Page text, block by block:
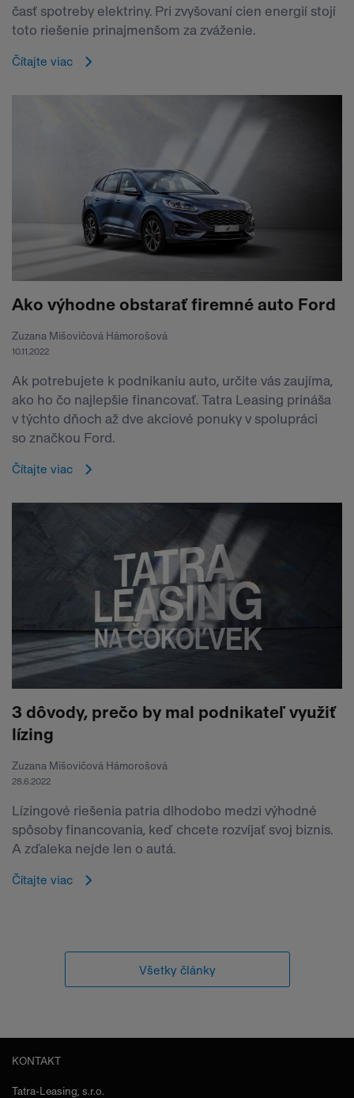
časť spotreby elektriny. Pri zvyšovaní cien energií stojí
toto riešenie prinajmenšom za zváženie.
Čítajte viac
Ako výhodne obstarať firemné auto Ford
Zuzana Mišovičová Hámorošová
10.11.2022
Ak potrebujete k podnikaniu auto, určite vás zaujíma,
ako ho čo najlepšie financovať. Tatra Leasing prináša
v týchto dňoch až dve akciové ponuky v spolupráci
so značkou Ford.
Čítajte viac
3 dôvody, prečo by mal podnikateľ využiť
lízing
Zuzana Mišovičová Hámorošová
28.6.2022
Lízingové riešenia patria dlhodobo medzi výhodné
spôsoby financovania, keď chcete rozvíjať svoj biznis.
A zďaleka nejde len o autá.
Čítajte viac
Všetky články
KONTAKT
Tatra-Leasing, s.r.o.